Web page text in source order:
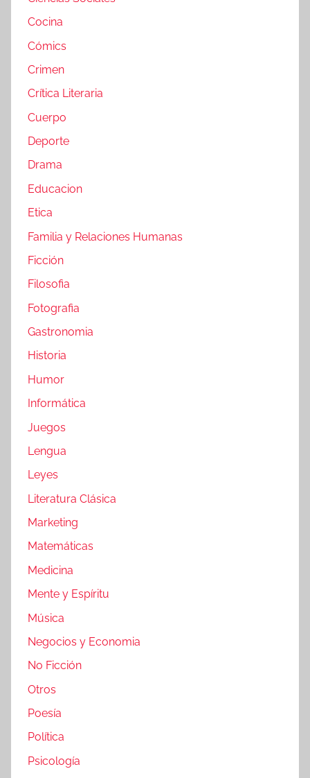
Cocina
Cómics
Crimen
Crítica Literaria
Cuerpo
Deporte
Drama
Educacion
Etica
Familia y Relaciones Humanas
Ficción
Filosofia
Fotografia
Gastronomia
Historia
Humor
Informática
Juegos
Lengua
Leyes
Literatura Clásica
Marketing
Matemáticas
Medicina
Mente y Espíritu
Música
Negocios y Economia
No Ficción
Otros
Poesía
Política
Psicología